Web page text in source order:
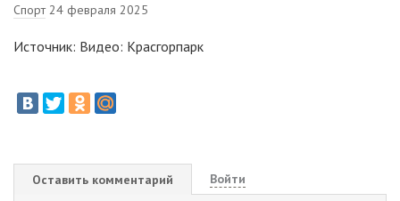
Спорт 24 февраля 2025
Источник: Видео: Красгорпарк
Оставить комментарий Войти